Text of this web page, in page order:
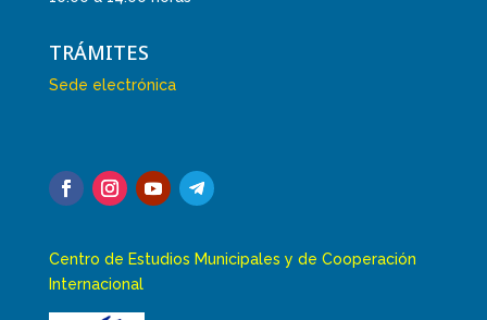
TRÁMITES
Sede electrónica
Centro de Estudios Municipales y de Cooperación
Internacional